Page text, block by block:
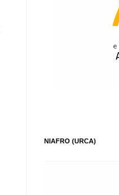
NIAFRO (URCA)